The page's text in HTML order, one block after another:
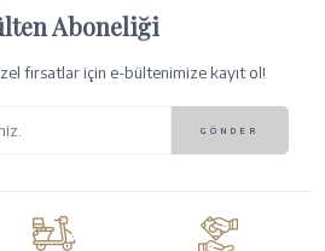
Aboneliği
fırsatlar için e-bültenimize kayıt ol!